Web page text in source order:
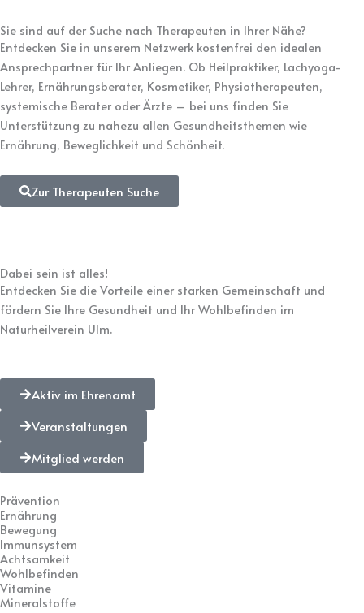
Sie sind auf der Suche nach Therapeuten in Ihrer Nähe?
Entdecken Sie in unserem Netzwerk kostenfrei den idealen
Ansprechpartner für Ihr Anliegen. Ob Heilpraktiker, Lachyoga-
Lehrer, Ernährungsberater, Kosmetiker, Physiotherapeuten,
systemische Berater oder Ärzte – bei uns finden Sie
Unterstützung zu nahezu allen Gesundheitsthemen wie
Ernährung, Beweglichkeit und Schönheit.
Zur Therapeuten Suche
Dabei sein ist alles!
Entdecken Sie die Vorteile einer starken Gemeinschaft und
fördern Sie Ihre Gesundheit und Ihr Wohlbefinden im
Naturheilverein Ulm.
Aktiv im Ehrenamt
Veranstaltungen
Mitglied werden
Prävention
Ernährung
Bewegung
Immunsystem
Achtsamkeit
Wohlbefinden
Vitamine
Mineralstoffe